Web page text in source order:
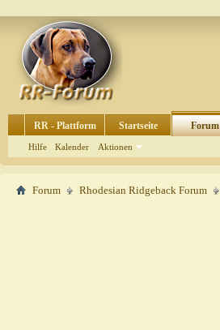
RR - Plattform Startseite Forum
Hilfe Kalender Aktionen
Forum Rhodesian Ridgeback Forum